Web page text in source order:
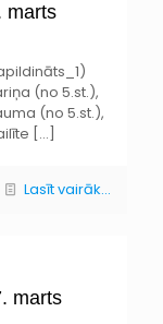
marts
(no 5.st.),
(no 5.st.),
[…]
Lasīt vairāk...
marts